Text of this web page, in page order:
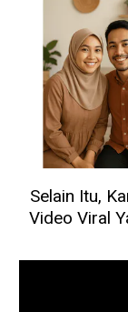
Selain Itu,
Video Viral